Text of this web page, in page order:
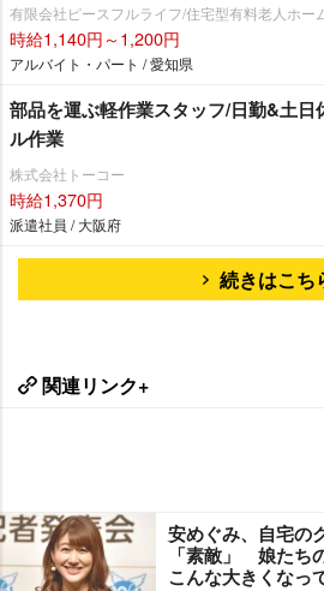
有限会社ピースフルライフ/住宅型有料老人ホー
時給1,140円～1,200円
アルバイト・パート / 愛知県
部品を運ぶ軽作業スタッフ/日勤&土
ル作業
株式会社トーコー
時給1,370円
派遣社員 / 大阪府
続きはこち
関連リンク+
安めぐみ、自宅の
「素敵」 娘たち
こんな大きくなっ